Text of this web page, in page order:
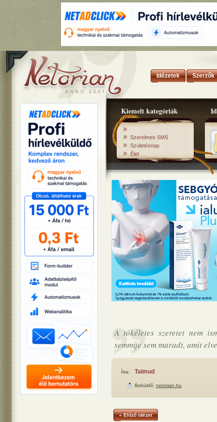
Idézetek Szerzők
Kiemelt kategóriák
»
» Szerelmes SMS
» Születésnap
» Élet
A tökéletes szeretet nem
semmije sem maradt, amit
Írta: Talmud
Beküldő: netorian.hu
« Előző idézet